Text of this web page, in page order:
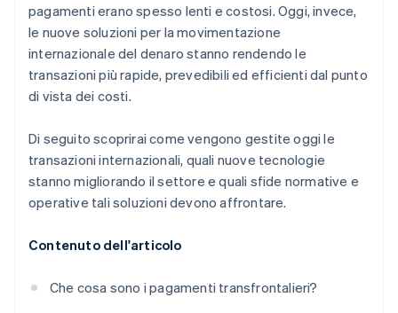
pagamenti erano spesso lenti e costosi. Oggi, invece,
le nuove soluzioni per la movimentazione
internazionale del denaro stanno rendendo le
transazioni più rapide, prevedibili ed efficienti dal punto
di vista dei costi.
Di seguito scoprirai come vengono gestite oggi le
transazioni internazionali, quali nuove tecnologie
stanno migliorando il settore e quali sfide normative e
operative tali soluzioni devono affrontare.
Contenuto dell'articolo
Che cosa sono i pagamenti transfrontalieri?